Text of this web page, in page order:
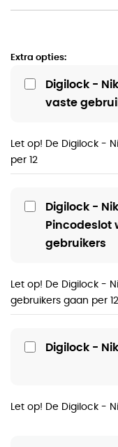
Extra opties:
Digilock -
vaste
Let op! De Digilock -
per 12
Digilock -
Pincodeslot
gebruikers
Let op! De Digilock -
gebruikers gaan per 12
Digilock -
Let op! De Digilock -